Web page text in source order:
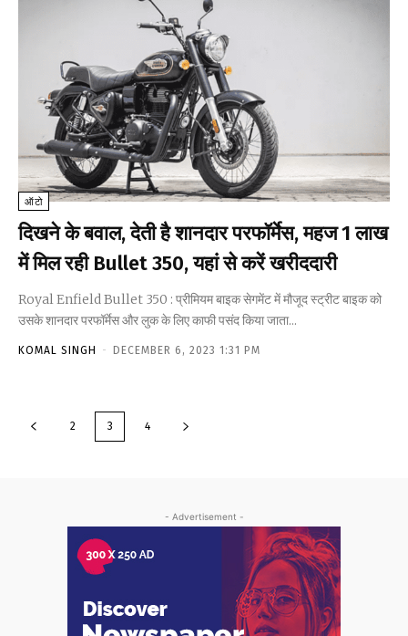
ऑटो
दिखने के बवाल, देती है शानदार परफॉर्मेस, महज 1 लाख
में मिल रही Bullet 350, यहां से करें खरीददारी
Royal Enfield Bullet 350 : प्रीमियम बाइक सेगमेंट में मौजूद स्ट्रीट बाइक को
उसके शानदार परफॉर्मेस और लुक के लिए काफी पसंद किया जाता...
KOMAL SINGH - DECEMBER 6, 2023 1:31 PM
2 3 4
- Advertisement -